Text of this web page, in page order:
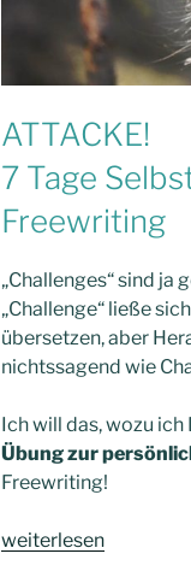
ATTACKE!
7 Tage
Freewriting
„Challenges“ sind ja
„Challenge“ ließe
übersetzen, aber
nichtssagend wie
Ich will das, wozu
Übung zur
Freewriting!
„Newsletter
weiterlesen